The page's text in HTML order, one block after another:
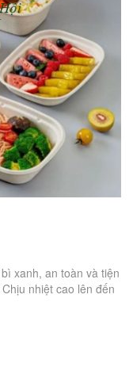
xanh, an toàn và tiện
nhiệt cao lên đến